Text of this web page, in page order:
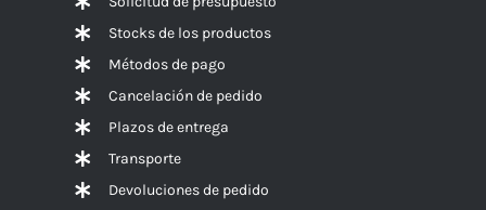
Stocks de los productos
Métodos de pago
Cancelación de pedido
Plazos de entrega
Transporte
Devoluciones de pedido